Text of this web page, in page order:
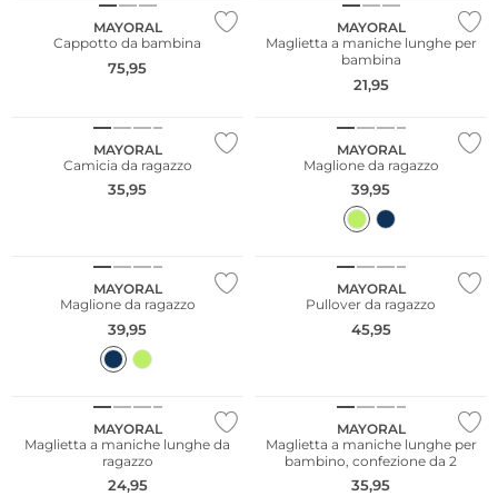
MAYORAL
Cappotto da bambina
75,95
MAYORAL
Maglietta a maniche lunghe per
bambina
21,95
MAYORAL
Camicia da ragazzo
35,95
MAYORAL
Maglione da ragazzo
39,95
MAYORAL
Maglione da ragazzo
39,95
MAYORAL
Pullover da ragazzo
45,95
MAYORAL
Maglietta a maniche lunghe da
ragazzo
24,95
MAYORAL
Maglietta a maniche lunghe per
bambino, confezione da 2
35,95